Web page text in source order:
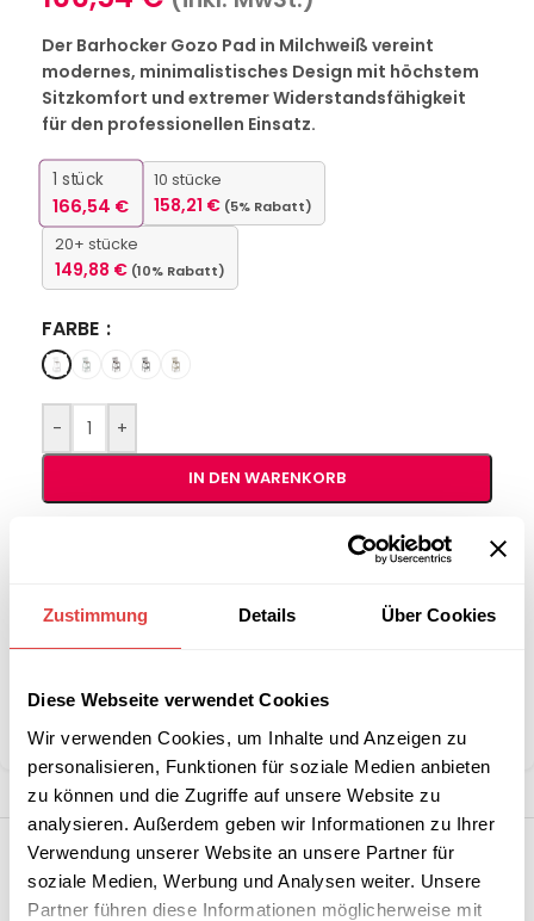
Zustimmung Details Über Cookies
Diese Webseite verwendet Cookies
Wir verwenden Cookies, um Inhalte und Anzeigen zu
personalisieren, Funktionen für soziale Medien anbieten
zu können und die Zugriffe auf unsere Website zu
analysieren. Außerdem geben wir Informationen zu Ihrer
Verwendung unserer Website an unsere Partner für
soziale Medien, Werbung und Analysen weiter. Unsere
Partner führen diese Informationen möglicherweise mit
Der Barhocker Gozo Pad in Milchweiß vereint
modernes, minimalistisches Design mit höchstem
Sitzkomfort und extremer Widerstandsfähigkeit
für den professionellen Einsatz.
1 stück
166,54 €
10 stücke
158,21 € (5% Rabatt)
20+ stücke
149,88 € (10% Rabatt)
FARBE
- +
IN DEN WARENKORB
Stückzahlen?
B2B-Angebot
Kategorie: Barhocker
Teilen: